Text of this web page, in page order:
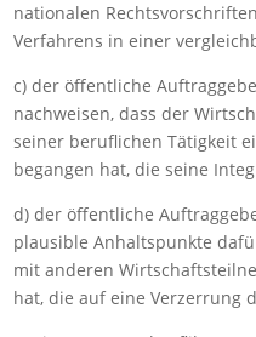
nationalen
Verfahrens in einer
c) der öffentliche
nachweisen, dass der
seiner beruflichen Tätigkeit
begangen hat, die seine
d) der öffentliche
plausible Anhaltspunkte
mit anderen
hat, die auf eine Verzerrung